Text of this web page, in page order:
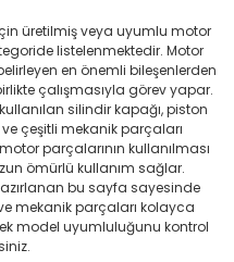
üretilmiş veya uyumlu motor
listelenmektedir. Motor
en önemli bileşenlerden
çalışmasıyla görev yapar.
silindir kapağı, piston
çeşitli mekanik parçaları
parçalarının kullanılması
ömürlü kullanım sağlar.
bu sayfa sayesinde
mekanik parçaları kolayca
model uyumluluğunu kontrol